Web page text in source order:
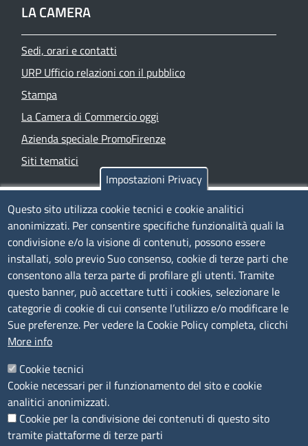
LA CAMERA
Sedi, orari e contatti
URP Ufficio relazioni con il pubblico
Stampa
La Camera di Commercio oggi
Azienda speciale PromoFirenze
Siti tematici
TRASPARENZA
Albo Online
Amministrazione trasparente
Bandi e concorsi
Segnalazioni Whistleblowing
Accessibilità
IBAN e pagamenti informatici
Informative privacy e cookie
Verifiche PA
Attuazione misure PNRR
Modulistica
Impostazioni Privacy
Questo sito utilizza cookie tecnici e cookie analitici
anonimizzati. Per consentire specifiche funzionalità quali la
condivisione e/o la visione di contenuti, possono essere
installati, solo previo Suo consenso, cookie di terze parti che
consentono alla terza parte di profilare gli utenti. Tramite
questo banner, può accettare tutti i cookies, selezionare le
categorie di cookie di cui consente l’utilizzo e/o modificare le
Sue preferenze. Per vedere la Cookie Policy completa, clicchi
More info
Cookie tecnici
Cookie necessari per il funzionamento del sito e cookie
analitici anonimizzati.
Cookie per la condivisione dei contenuti di questo sito
tramite piattaforme di terze parti